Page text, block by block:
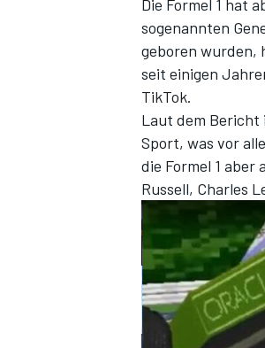
Die Formel 1 hat
sogenannten
geboren wurden,
seit einigen
TikTok.
Laut dem Bericht
Sport, was vor
die Formel 1 aber
Russell, Charles